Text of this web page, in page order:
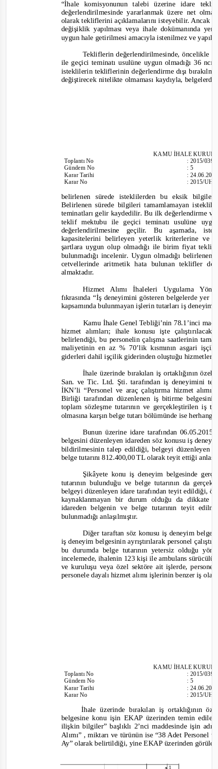
“İhale komisyonunun talebi üzerine idare
değerlendirilmesinde yararlanmak üzere net
olarak tekliflerini açıklamalarını isteyebilir. Ancak
değişiklik yapılması veya ihale dokümanında
uygun hale getirilmesi amacıyla istenilmez ve
Tekliflerin değerlendirilmesinde, öncelikle
ile geçici teminatı usulüne uygun olmadığı 36
isteklilerin tekliflerinin değerlendirme dışı
değiştirecek nitelikte olmaması kaydıyla,
KAMU İHALE
ToplantıNo
Gündem No
Karar Tarihi
Karar No
:2015/039
:5
:
:2015/
belirlenen sürede isteklilerden bu eksik
Belirlenen sürede bilgileri tamamlamayan
teminatları gelir kaydedilir. Bu ilk değerlendirme
teklif mektubu ile geçici teminatı usulüne
değerlendirilmesine geçilir. Bu aşamada,
kapasitelerini belirleyen yeterlik kriterlerine
şartlara uygun olup olmadığı ile birim fiyat teklif
bulunmadığı incelenir. Uygun olmadığı
cetvellerinde aritmetik hata bulunan teklifler
almaktadır.
Hizmet Alımı İhaleleri Uygulama
fıkrasında “İş deneyimini gösteren belgelerde yer
kapsamında bulunmayan işlerin tutarları iş
Kamu İhale Genel Tebliği’nin 78.1’inci
hizmet alımları; ihale konusu işte
belirlendiği, bu personelin çalışma saatlerinin
maliyetinin en az % 70’lik kısmının asgari
giderleri dahil işçilik giderinden oluştuğu
İhale üzerinde bırakılan iş ortaklığının
San. ve Tic. Ltd. Şti. tarafından iş deneyimini t
İKN’li “Personel ve araç çalıştırma hizmet
Birliği tarafından düzenlenen iş bitirme
toplam sözleşme tutarının ve gerçekleştirilen iş
olmasına karşın belge tutarı bölümünde ise
Bunun üzerine idare tarafından
belgesini düzenleyen idareden söz konusu iş
bildirilmesinin talep edildiği, belgeyi düzenleyen
belge tutarını 812.400,00 TL olarak teyit ettiği
Şikâyete konu iş deneyim belgesinde
tutarının bulunduğu ve belge tutarının da
belgeyi düzenleyen idare tarafından teyit edildiği,
kaynaklanmayan bir durum olduğu da dikkate
idareden belgenin ve belge tutarının teyit
bulunmadığı anlaşılmıştır.
Diğer taraftan söz konusu iş deneyim
iş deneyim belgesinin ayrıştırılarak personel
bu durumda belge tutarının yetersiz olduğu
incelemede, ihalenin 123 kişi ile ambulans
ve kuruluşu veya özel sektöre ait işlerde,
personele dayalı hizmet alımı işlerinin benzer iş
KAMU İHALE
ToplantıNo
Gündem No
Karar Tarihi
Karar No
:2015/039
:5
:
:2015/
İhale üzerinde bırakılan iş ortaklığının
belgesine konu işin EKAP üzerinden temin
ilişkin bilgiler” başlıklı 2’nci maddesinde işin
Alımı” , miktarı ve türünün ise “38 Adet Personel
Ay” olarak belirtildiği, yine EKAP üzerinden
1